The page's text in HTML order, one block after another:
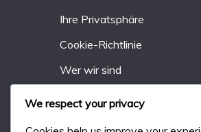
Ihre Privatsphäre
Cookie-Richtlinie
Wer wir sind
We respect your privacy